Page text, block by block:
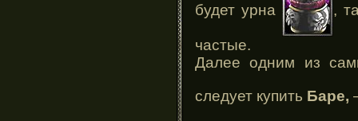
будет урна ,
частые.
Далее одним из
следует купить Баре,